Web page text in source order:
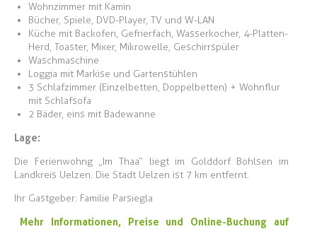
Wohnzimmer mit Kamin
Bücher, Spiele, DVD-Player, TV und W-LAN
Küche mit Backofen, Gefrierfach, Wasserkocher, 4-Platten-
Herd, Toaster, Mixer, Mikrowelle, Geschirrspüler
Waschmaschine
Loggia mit Markise und Gartenstühlen
3 Schlafzimmer (Einzelbetten, Doppelbetten) + Wohnflur
mit Schlafsofa
2 Bäder, eins mit Badewanne
Lage:
Die Ferienwohng „Im Thaa“ liegt im Golddorf Bohlsen im
Landkreis Uelzen. Die Stadt Uelzen ist 7 km entfernt.
Ihr Gastgeber: Familie Parsiegla
Mehr Informationen, Preise und Online-Buchung auf